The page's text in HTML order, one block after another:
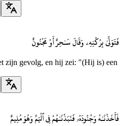
فَتَوَلَّىٰ بِرُكْنِهِۦ وَقَالَ سَـٰحِرٌ أَوْ مَجْنُونٌ
zijn gevolg, en hij zei: "(Hij is) een
فَأَخَذْنَـٰهُ وَجُنُودَهُۥ فَنَبَذْنَـٰهُمْ فِى ٱلْيَمِّ وَهُوَ مُلِيمٌ